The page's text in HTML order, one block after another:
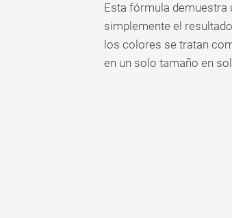
Esta fórmula demuestra
simplemente el
los colores se tratan
en un solo tamaño en